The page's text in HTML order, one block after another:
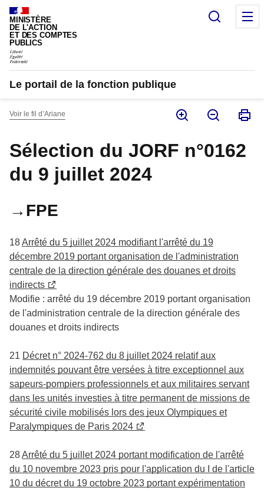
Panneau de gestion des cookies
MINISTÈRE
DE L'ACTION
ET DES COMPTES
PUBLICS
Le portail de la fonction publique
Voir le fil d’Ariane
Sélection du JORF n°0162
du 9 juillet 2024
→FPE
18Arrêté du 5 juillet 2024 modifiant l'arrêté du 19
décembre 2019 portant organisation de l'administration
centrale de la direction générale des douanes et droits
indirects
Modifie : arrêté du 19 décembre 2019 portant organisation
de l'administration centrale de la direction générale des
douanes et droits indirects
21 Décret n° 2024-762 du 8 juillet 2024 relatif aux
indemnités pouvant être versées à titre exceptionnel aux
sapeurs-pompiers professionnels et aux militaires servant
dans les unités investies à titre permanent de missions de
sécurité civile mobilisés lors des jeux Olympiques et
Paralympiques de Paris 2024
28Arrêté du 5 juillet 2024 portant modification de l'arrêté
du 10 novembre 2023 pris pour l'application du I de l'article
10 du décret du 19 octobre 2023 portant expérimentation